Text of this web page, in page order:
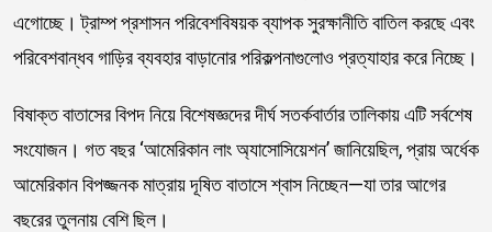
এগোচ্ছে। ট্রাম্প প্রশাসন পরিবেশবিষয়ক ব্যাপক সুরক্ষানীতি বাতিল করছে এবং
পরিবেশবান্ধব গাড়ির ব্যবহার বাড়ানোর পরিকল্পনাগুলোও প্রত্যাহার করে নিচ্ছে।
বিষাক্ত বাতাসের বিপদ নিয়ে বিশেষজ্ঞদের দীর্ঘ সতর্কবার্তার তালিকায় এটি সর্বশেষ
সংযোজন। গত বছর ‘আমেরিকান লাং অ্যাসোসিয়েশন’ জানিয়েছিল, প্রায় অর্ধেক
আমেরিকান বিপজ্জনক মাত্রায় দূষিত বাতাসে শ্বাস নিচ্ছেন—যা তার আগের
বছরের তুলনায় বেশি ছিল।